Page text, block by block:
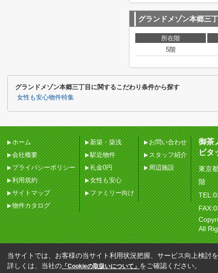
グランドメゾン本郷三
所在階
5階
グランドメゾン本郷三丁目に関するこだわり条件から探す
女性も安心物件特集
ホーム
会社概要
プライバシーポリシー
利用規約
サイトマップ
物件カタログ
新築・築浅
駅近物件
礼金0円
女性も安心
ファミリー向け
お問い合わせ
スタッフ紹介
周辺施設
御茶
ピタ
東京
階
All
当サイトでは、お客様の当サイト利用状況把握、サービス向上検討
詳しくは、当社の 「Cookieの取扱いについて」 をご確認ください。